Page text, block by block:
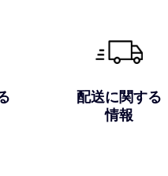
配送に関する
情報